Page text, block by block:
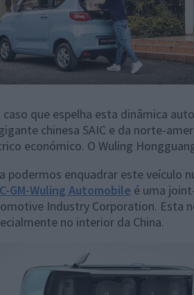
caso que espelha esta dinâmica
chinesa SAIC e da norte-
económico. O Wuling
podermos enquadrar este veículo
GM-Wuling Automobile é uma
Industry Corporation. Esta
no interior da China.